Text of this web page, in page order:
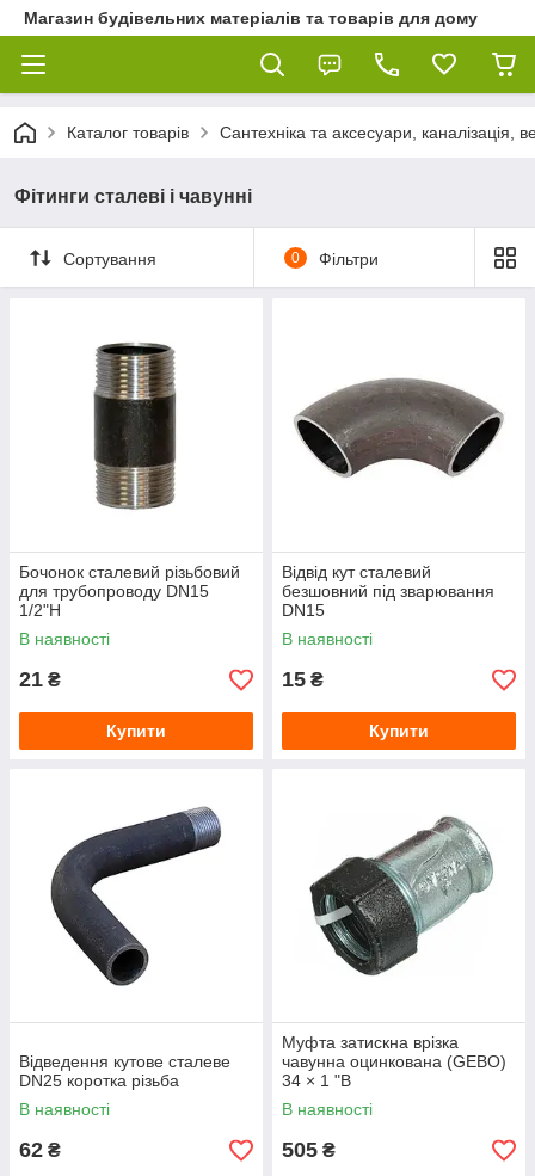
Магазин будівельних матеріалів та товарів для дому
Каталог товарів Сантехніка та аксесуари, каналізація,
Фітинги сталеві і чавунні
Сортування 0 Фільтри
Бочонок сталевий різьбовий
для трубопроводу DN15
1/2"Н
В наявності
21 ₴
Купити
Відвід кут сталевий
безшовний під зварювання
DN15
В наявності
15 ₴
Купити
Відведення кутове сталеве
DN25 коротка різьба
В наявності
62 ₴
Муфта затискна врізка
чавунна оцинкована (GEBO)
34 × 1 "В
В наявності
505 ₴